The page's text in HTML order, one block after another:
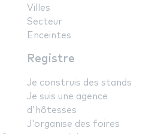
Villes
Secteur
Enceintes
Registre
Je construis des stands
Je suis une agence
d'hôtesses
J'organise des foires